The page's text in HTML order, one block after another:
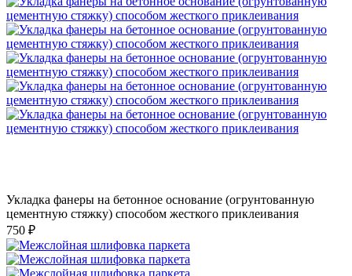
Укладка фанеры на бетонное основание (огрунтованную
цементную стяжку) способом жесткого приклеивания
750 ₽